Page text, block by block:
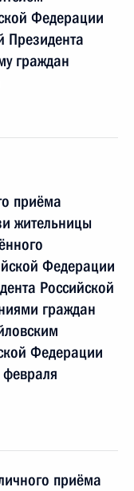
Федерации
граждан
приёма
жительницы
Федерации
Российской
граждан
Федерации
приёма